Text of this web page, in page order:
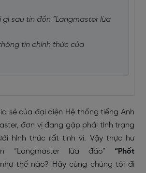
gì sau tin đồn “Langmaster lừa
tin chính thức của
sẻ của đại diện Hệ thống tiếng Anh
đơn vị đang gặp phải tình trạng
hình thức rất tinh vi. Vậy thực hư
“Langmaster lừa đảo” “Phốt
thế nào? Hãy cùng chúng tôi đi